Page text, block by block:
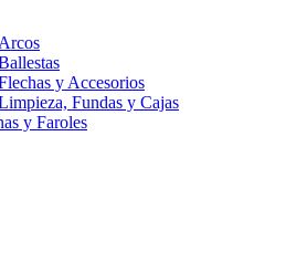
Arcos
y Accesorios
Fundas y Cajas
y Faroles